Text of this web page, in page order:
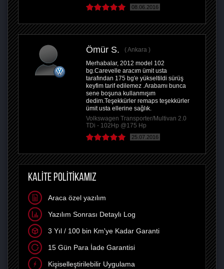
08.06.2016
Ömür S.
Ankara
Merhabalar, 2012 model 102
bg.Carevelle aracım ümit usta
tarafından 175 bg'e yükseltildi sürüş
keyfim tarif edilemez .Arabamı bunca
sene boşuna kullanmışım
dedim.Teşekkürler remaps teşekkürler
ümit usta ellerine sağlık.
Volkswagen Transporter/Multivan 2.0
TDi - 102Hp @175 Hp
25.07.2016
KALİTE POLİTİKAMIZ
Araca özel yazılım
Yazılım Sonrası Detaylı Log
3 Yıl / 100 bin Km'ye Kadar Garanti
15 Gün Para İade Garantisi
Kişiselleştirilebilir Uygulama